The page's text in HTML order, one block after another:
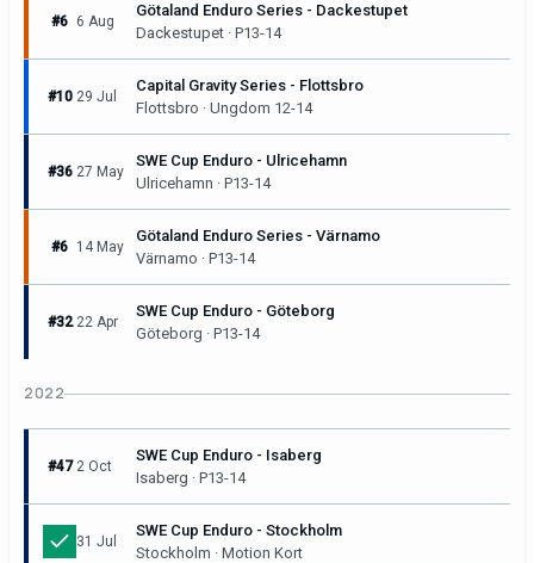
#6 6 Aug
Götaland Enduro Series - Dackestupet
Dackestupet · P13-14
#10 29 Jul
Capital Gravity Series - Flottsbro
Flottsbro · Ungdom 12-14
#36 27 May
SWE Cup Enduro - Ulricehamn
Ulricehamn · P13-14
#6 14 May
Götaland Enduro Series - Värnamo
Värnamo · P13-14
#32 22 Apr
SWE Cup Enduro - Göteborg
Göteborg · P13-14
2022
#47 2 Oct
SWE Cup Enduro - Isaberg
Isaberg · P13-14
31 Jul
SWE Cup Enduro - Stockholm
Stockholm · Motion Kort